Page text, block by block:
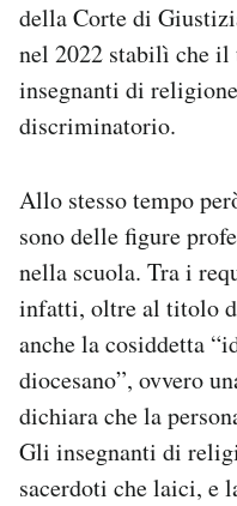
della Corte di
nel 2022 stabilì che
insegnanti di
discriminatorio.
Allo stesso tempo
sono delle figure
nella scuola. Tra i
infatti, oltre al titolo
anche la cosiddetta
diocesano”, ovvero
dichiara che la
Gli insegnanti di
sacerdoti che laici, e